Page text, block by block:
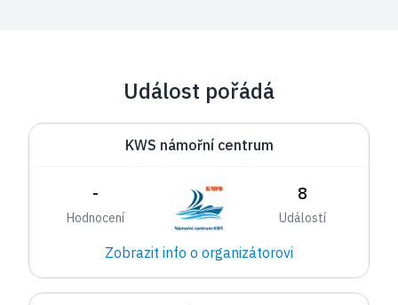
Událost pořádá
KWS námořní centrum
-
Hodnocení
8
Událostí
Zobrazit info o organizátorovi